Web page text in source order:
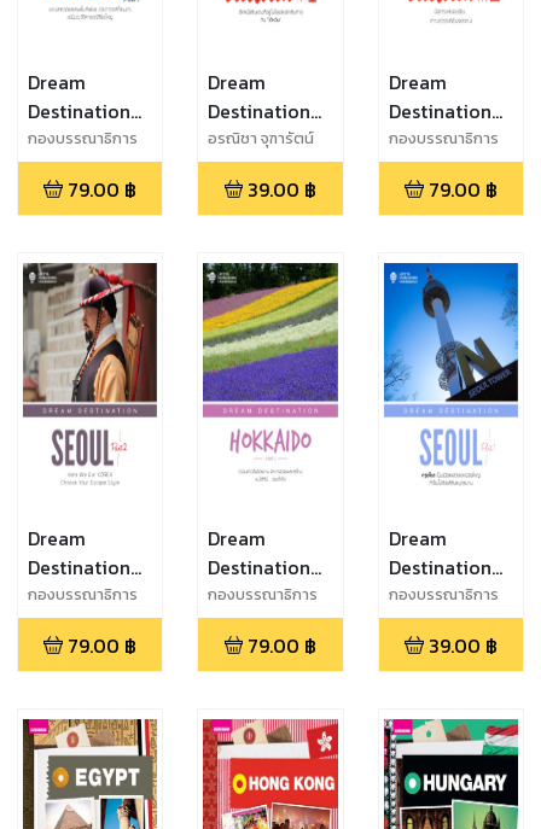
Dream
Destination
Macau Part 1
กองบรรณาธิการ
79.00 ฿
Dream
Destination
Taiwan Part 1
อรณิชา จุฑารัตน์
39.00 ฿
Dream
Destination
Taiwan Part 2
กองบรรณาธิการ
79.00 ฿
Dream
Destination
SEOUL Part 2
กองบรรณาธิการ
79.00 ฿
Dream
Destination
Hokkaido
Part 1
กองบรรณาธิการ
เที่ยวรอบโลก
79.00 ฿
Dream
Destination
(Seoul and
Around) Part
กองบรรณาธิการ
เที่ยวรอบโลก
39.00 ฿